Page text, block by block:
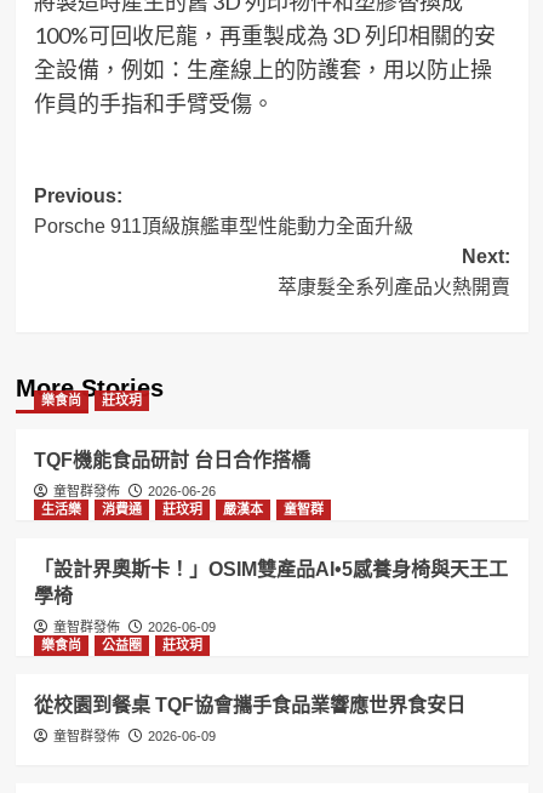
100%可回收尼龍， 再重製成為 3D列印相關的安
全設備， 例如 ： 生產線上的防護套，用以防止操
作員的手指和手臂受傷。
Post
navigation
Previous:
Porsche 911頂級旗艦車型性能動力全面升級
Next:
萃康髮全系列產品火熱開賣
More Stories
樂食尚 莊玟玥
TQF機能食品研討 台日合作搭橋
童智群發佈
2026-06-26
生活樂
消費通 莊玟玥 嚴漢本 童智群
「設計界奧斯卡！」OSIM雙產品AI•5感養身椅與天王工
學椅
童智群發佈
2026-06-09
樂食尚
公益圈 莊玟玥
從校園到餐桌 TQF協會攜手食品業響應世界食安日
童智群發佈 2026-06-09